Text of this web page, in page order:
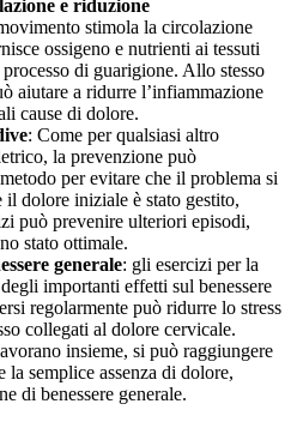
e riduzione
stimola la circolazione
ossigeno e nutrienti ai tessuti
di guarigione. Allo stesso
aiutare a ridurre l’infiammazione
cause di dolore.
: Come per qualsiasi altro
la prevenzione può
per evitare che il problema si
dolore iniziale è stato gestito,
può prevenire ulteriori episodi,
stato ottimale.
generale: gli esercizi per la
importanti effetti sul benessere
regolarmente può ridurre lo stress
collegati al dolore cervicale.
insieme, si può raggiungere
semplice assenza di dolore,
di benessere generale.